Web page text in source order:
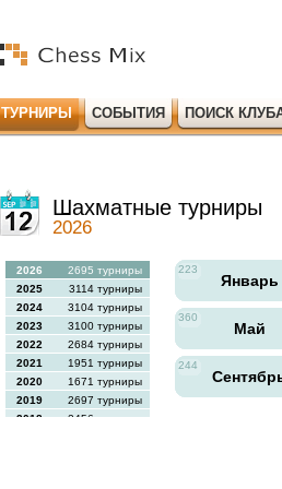
ТУРНИРЫ СОБЫТИЯ ПОИСК
Шахматные турниры
2026
2026
2695 турниры
2025
3114 турниры
2024
3104 турниры
2023
3100 турниры
2022
2684 турниры
2021
1951 турниры
2020
1671 турниры
2019
2697 турниры
2018
2456 турниры
223
Январь
360
Май
244